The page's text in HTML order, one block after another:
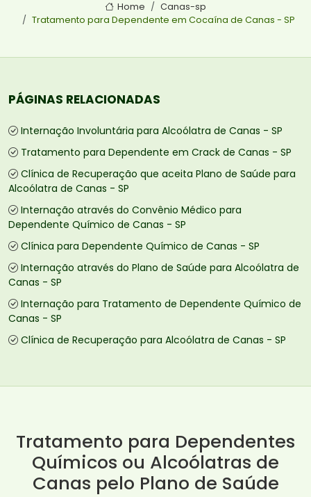
Home
Canas-sp
Tratamento para Dependente em Cocaína de Canas - SP
PÁGINAS RELACIONADAS
Internação Involuntária para Alcoólatra de Canas - SP
Tratamento para Dependente em Crack de Canas - SP
Clínica de Recuperação que aceita Plano de Saúde para
Alcoólatra de Canas - SP
Internação através do Convênio Médico para
Dependente Químico de Canas - SP
Clínica para Dependente Químico de Canas - SP
Internação através do Plano de Saúde para Alcoólatra de
Canas - SP
Internação para Tratamento de Dependente Químico de
Canas - SP
Clínica de Recuperação para Alcoólatra de Canas - SP
Tratamento para Dependentes
Químicos ou Alcoólatras de
Canas pelo Plano de Saúde